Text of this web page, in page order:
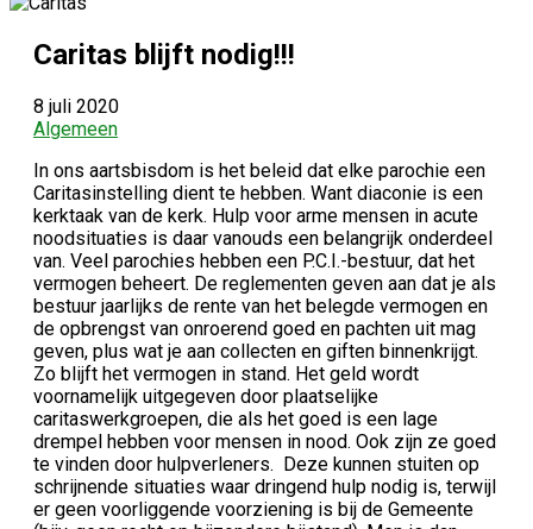
Caritas blijft nodig!!!
8 juli 2020
Algemeen
In ons aartsbisdom is het beleid dat elke parochie een
Caritasinstelling dient te hebben. Want diaconie is een
kerktaak van de kerk. Hulp voor arme mensen in acute
noodsituaties is daar vanouds een belangrijk onderdeel
van. Veel parochies hebben een P.C.I.-bestuur, dat het
vermogen beheert. De reglementen geven aan dat je als
bestuur jaarlijks de rente van het belegde vermogen en
de opbrengst van onroerend goed en pachten uit mag
geven, plus wat je aan collecten en giften binnenkrijgt.
Zo blijft het vermogen in stand. Het geld wordt
voornamelijk uitgegeven door plaatselijke
caritaswerkgroepen, die als het goed is een lage
drempel hebben voor mensen in nood. Ook zijn ze goed
te vinden door hulpverleners. Deze kunnen stuiten op
schrijnende situaties waar dringend hulp nodig is, terwijl
er geen voorliggende voorziening is bij de Gemeente